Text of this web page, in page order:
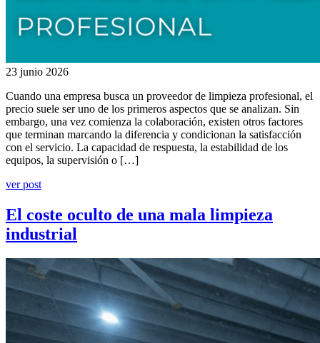
23 junio 2026
Cuando una empresa busca un proveedor de limpieza profesional, el
precio suele ser uno de los primeros aspectos que se analizan. Sin
embargo, una vez comienza la colaboración, existen otros factores
que terminan marcando la diferencia y condicionan la satisfacción
con el servicio. La capacidad de respuesta, la estabilidad de los
equipos, la supervisión o […]
ver post
El coste oculto de una mala limpieza
industrial